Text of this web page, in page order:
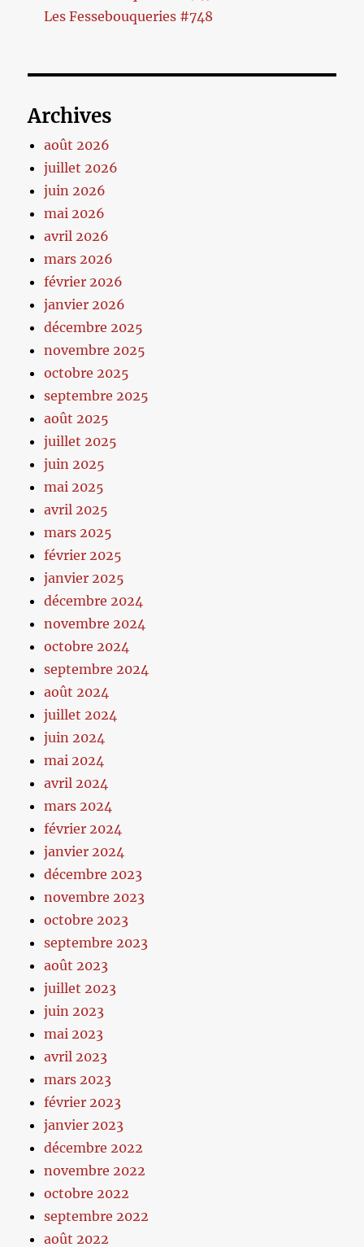
Les Fessebouqueries #748
Archives
août 2026
juillet 2026
juin 2026
mai 2026
avril 2026
mars 2026
février 2026
janvier 2026
décembre 2025
novembre 2025
octobre 2025
septembre 2025
août 2025
juillet 2025
juin 2025
mai 2025
avril 2025
mars 2025
février 2025
janvier 2025
décembre 2024
novembre 2024
octobre 2024
septembre 2024
août 2024
juillet 2024
juin 2024
mai 2024
avril 2024
mars 2024
février 2024
janvier 2024
décembre 2023
novembre 2023
octobre 2023
septembre 2023
août 2023
juillet 2023
juin 2023
mai 2023
avril 2023
mars 2023
février 2023
janvier 2023
décembre 2022
novembre 2022
octobre 2022
septembre 2022
août 2022